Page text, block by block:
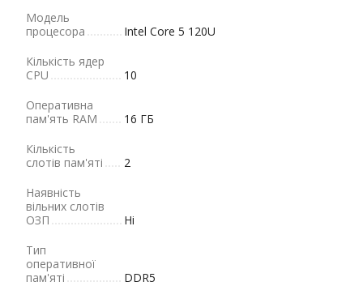
Модель
процесора
Intel Core 5 120U
Кількість ядер
CPU
10
Оперативна
пам'ять RAM
16 ГБ
Кількість
слотів пам'яті
2
Наявність
вільних слотів
ОЗП
Ні
Тип
оперативної
пам'яті
DDR5